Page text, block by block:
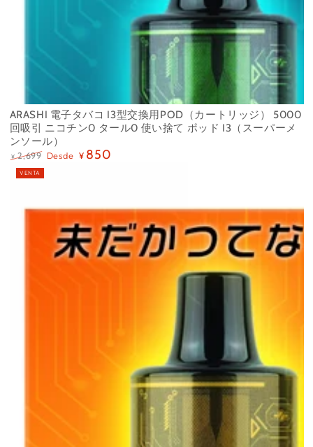
ARASHI 電子タバコ I3型交換用POD（カートリッジ） 5000
回吸引 ニコチン0 タール0 使い捨て ポッド I3（スーパーメ
ンソール）
Precio
regular
¥ 2,699 Desde ¥ 850
VENTA